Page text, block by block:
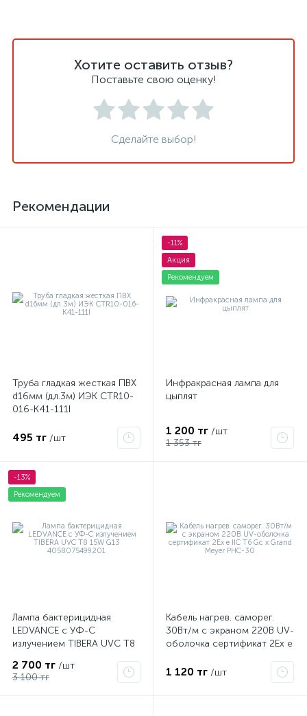
Хотите оставить отзыв?
Поставьте свою оценку!
Сделайте выбор!
Рекомендации
Труба гладкая жесткая ПВХ
d16мм (дл.3м) ИЭК CTR10-
016-K41-111I
495 тг /шт
-11%
Акция
Рекомендуем
Инфракрасная лампа для
цыплят
1 200 тг /шт
1 353 тг
-13%
Рекомендуем
Лампа бактерицидная
LEDVANCE с УФ-С
излучением TIBERA UVC T8
2 700 тг /шт
3 100 тг
Кабель нагрев. саморег.
30Вт/м с экраном 220В UV-
оболочка сертификат 2Ex e
PHC-30
1 120 тг /шт